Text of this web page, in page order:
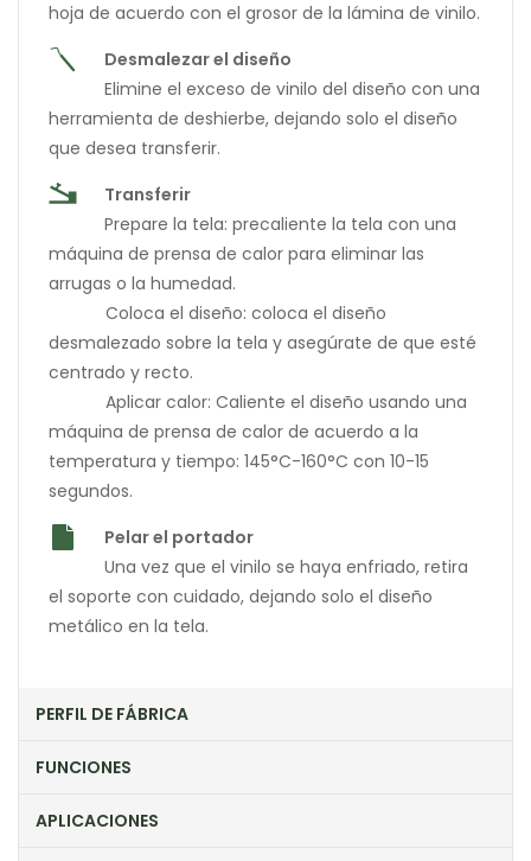
hoja de acuerdo con el grosor de la lámina de vinilo.
Desmalezar el diseño
Elimine el exceso de vinilo del diseño con una
herramienta de deshierbe, dejando solo el diseño
que desea transferir.
Transferir
Prepare la tela: precaliente la tela con una
máquina de prensa de calor para eliminar las
arrugas o la humedad.
Coloca el diseño: coloca el diseño
desmalezado sobre la tela y asegúrate de que esté
centrado y recto.
Aplicar calor: Caliente el diseño usando una
máquina de prensa de calor de acuerdo a la
temperatura y tiempo: 145°C-160°C con 10-15
segundos.
Pelar el portador
Una vez que el vinilo se haya enfriado, retira
el soporte con cuidado, dejando solo el diseño
metálico en la tela.
PERFIL DE FÁBRICA
FUNCIONES
APLICACIONES